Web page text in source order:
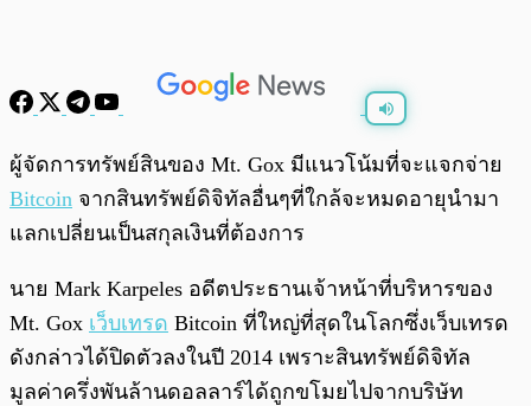
พร้อมเล่น 0:00
ผู้จัดการทรัพย์สินของ Mt. Gox มีแนวโน้มที่จะแจกจ่าย
Bitcoin จากสินทรัพย์ดิจิทัลอื่นๆที่ใกล้จะหมดอายุนำมา
แลกเปลี่ยนเป็นสกุลเงินที่ต้องการ
นาย Mark Karpeles อดีตประธานเจ้าหน้าที่บริหารของ
Mt. Gox เว็บเทรด Bitcoin ที่ใหญ่ที่สุดในโลกซึ่งเว็บเทรด
ดังกล่าวได้ปิดตัวลงในปี 2014 เพราะสินทรัพย์ดิจิทัล
มูลค่าครึ่งพันล้านดอลลาร์ได้ถูกขโมยไปจากบริษัท